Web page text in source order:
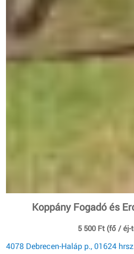
Koppány Fogadó és
5 500 Ft (fő / éj-
4078 Debrecen-Haláp p., 01624